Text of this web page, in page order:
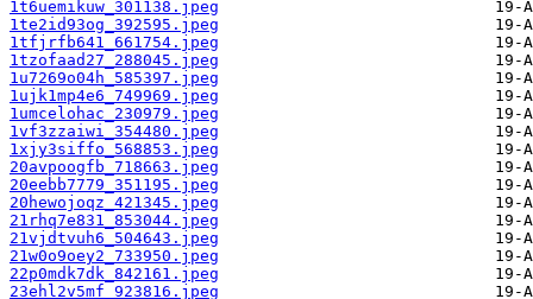
1t6uemikuw_301138.jpeg
1te2id93og_392595.jpeg
1tfjrfb641_661754.jpeg
1tzofaad27_288045.jpeg
1u7269o04h_585397.jpeg
1ujk1mp4e6_749969.jpeg
1umcelohac_230979.jpeg
1vf3zzaiwi_354480.jpeg
1xjy3siffo_568853.jpeg
20avpoogfb_718663.jpeg
20eebb7779_351195.jpeg
20hewojoqz_421345.jpeg
21rhq7e831_853044.jpeg
21vjdtvuh6_504643.jpeg
21w0o9oey2_733950.jpeg
22p0mdk7dk_842161.jpeg
23ehl2v5mf_923816.jpeg